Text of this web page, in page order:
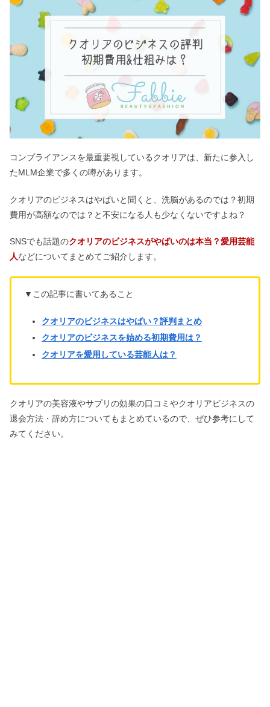
コンプライアンスを最重要視しているクオリアは、新たに参入し
たMLM企業で多くの噂があります。
クオリアのビジネスはやばいと聞くと、洗脳があるのでは？初期
費用が高額なのでは？と不安になる人も少なくないですよね？
SNSでも話題のクオリアのビジネスがやばいのは本当？愛用芸能
人などについてまとめてご紹介します。
▼この記事に書いてあること
クオリアのビジネスはやばい？評判まとめ
クオリアのビジネスを始める初期費用は？
クオリアを愛用している芸能人は？
クオリアの美容液やサプリの効果の口コミやクオリアビジネスの
退会方法・辞め方についてもまとめているので、ぜひ参考にして
みてください。